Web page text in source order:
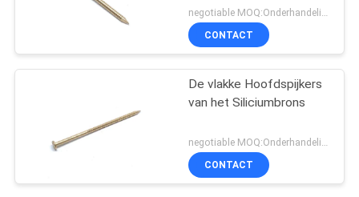
PRIVACY
de Bronsboot
CONTACT
De vlakke Hoofdspijkers
van het Siliciumbrons
negotiable MOQ:Onderhandeling
CONTACT